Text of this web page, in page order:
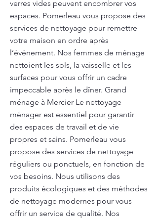
verres vides peuvent encombrer vos
espaces. Pomerleau vous propose des
services de nettoyage pour remettre
votre maison en ordre après
l’événement. Nos femmes de ménage
nettoient les sols, la vaisselle et les
surfaces pour vous offrir un cadre
impeccable après le dîner. Grand
ménage à Mercier Le nettoyage
ménager est essentiel pour garantir
des espaces de travail et de vie
propres et sains. Pomerleau vous
propose des services de nettoyage
réguliers ou ponctuels, en fonction de
vos besoins. Nous utilisons des
produits écologiques et des méthodes
de nettoyage modernes pour vous
offrir un service de qualité. Nos